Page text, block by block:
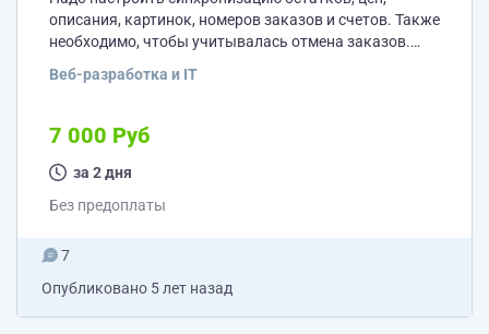
описания, картинок, номеров заказов и счетов. Также
необходимо, чтобы учитывалась отмена заказов.
с 1С) подразумевается корректной выгрузкой
юридических лиц; корректное заполнение
реквизитов, чтобы не стиралось и не дублировались
при каждой последующей выгрузке-синхронизации.
https://t.me/chistyakov_sa88
Веб-разработка и IT
7 000 Руб
за 2 дня
Без предоплаты
7
Опубликовано 5 лет назад